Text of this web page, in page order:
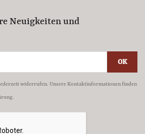
Neuigkeiten und
widerrufen. Unsere Kontaktinformationen finden